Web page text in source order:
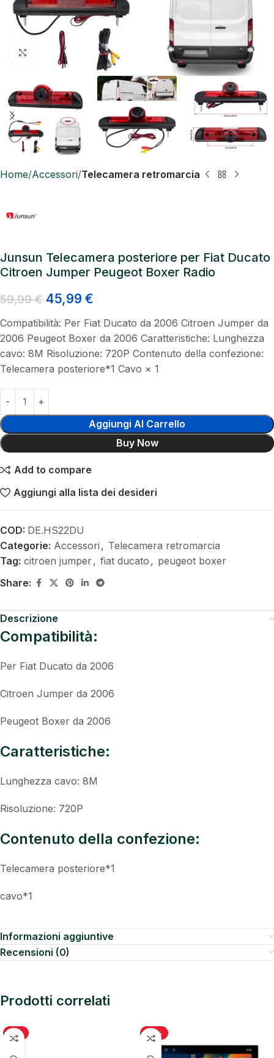
Click to enlarge
Home Accessori Telecamera retromarcia
Junsun Telecamera posteriore per Fiat Ducato
Citroen Jumper Peugeot Boxer Radio
59,99€ 45,99 €
Compatibilità: Per Fiat Ducato da 2006 Citroen Jumper da
2006 Peugeot Boxer da 2006 Caratteristiche: Lunghezza
cavo: 8M Risoluzione: 720P Contenuto della confezione:
Telecamera posteriore*1 Cavo × 1
Aggiungi Al Carrello
Buy Now
Add to compare
Aggiungi alla lista dei desideri
COD: DE.HS22DU
Categorie: Accessori , Telecamera retromarcia
Tag: citroen jumper, fiat ducato , peugeot boxer
Share:
Descrizione
Compatibilità:
Per Fiat Ducato da 2006
Citroen Jumper da 2006
Peugeot Boxer da 2006
Caratteristiche:
Lunghezza cavo: 8M
Risoluzione: 720P
Contenuto della confezione:
Telecamera posteriore*1
cavo*1
Informazioni aggiuntive
Recensioni (0)
Prodotti correlati
-7% -19%